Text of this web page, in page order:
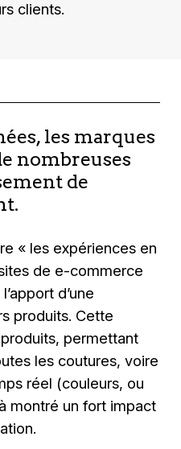
clients.
les marques
nombreuses
de
« les expériences en
de e-commerce
d’une
produits. Cette
permettant
les coutures, voire
réel (couleurs, ou
montré un fort impact